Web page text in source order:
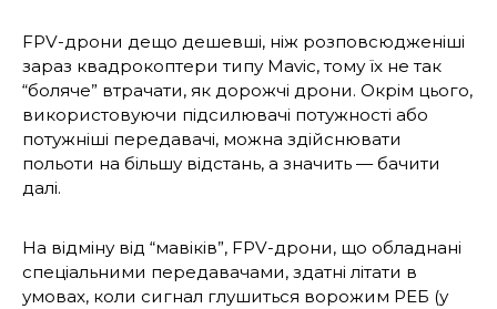
FPV-дрони дещо дешевші, ніж розповсюдже­ніші
зараз квадрокоптери типу Mavic, тому їх не так
“боляче” втрачати, як дорожчі дрони. Окрім цього,
використовуючи підсилювачі потужності або
потужніші передавачі, мож­на здійснювати
польоти на більшу відстань, а значить — бачити
далі.
На відміну від “мавіків”, FPV-дрони, що об­ладнані
спеціальними передавачами, здатні літати в
умовах, коли сигнал глушиться во­рожим РЕБ (у